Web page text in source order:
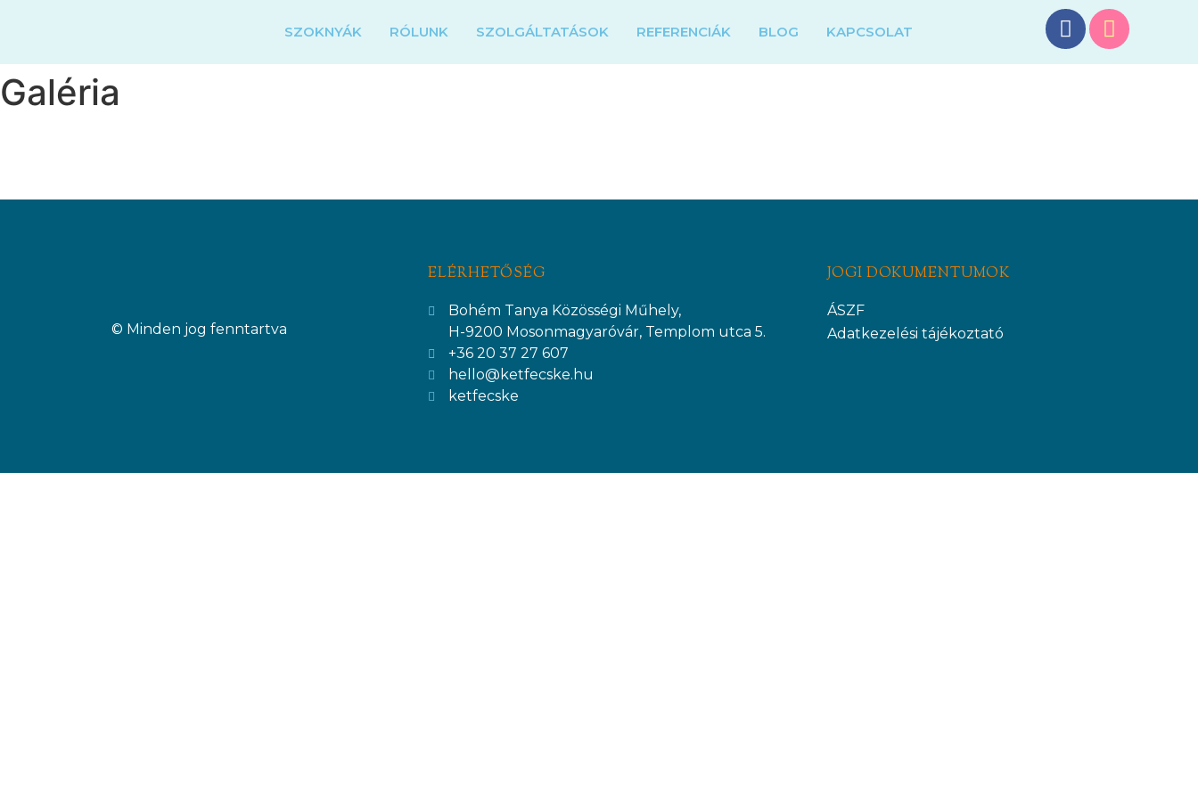
SZOKNYÁK RÓLUNK SZOLGÁLTATÁSOK REFERENCIÁK BLOG KAPCSOLAT
Galéria
© Minden jog fenntartva
ELÉRHETŐSÉG
Bohém Tanya Közösségi Műhely,
H-9200 Mosonmagyaróvár, Templom utca 5.
+36 20 37 27 607
hello@ketfecske.hu
ketfecske
JOGI DOKUMENTUMOK
ÁSZF
Adatkezelési tájékoztató